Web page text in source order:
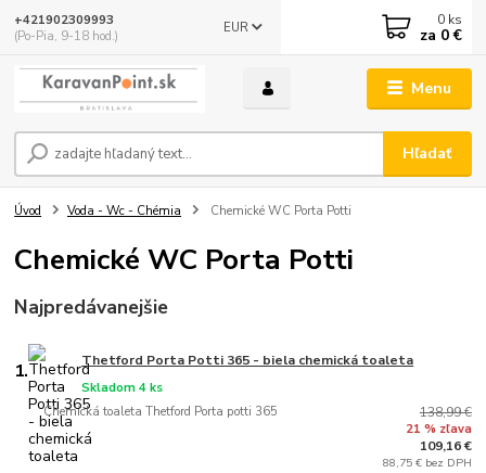
Menu
EUR
Hľadať
+421902309993
(Po-Pia, 9-18 hod.)
0 ks
za 0 €
Úvod Voda - Wc - Chémia Chemické WC Porta Potti
Chemické WC Porta Potti
Najpredávanejšie
1. Thetford Porta Potti 365 - biela chemická toaleta
Chemická toaleta Thetford Porta potti 365
Skladom 4 ks
138,99 €
21 % zľava
109,16 €
88,75 € bez DPH